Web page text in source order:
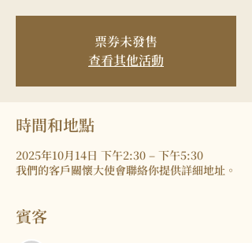
票券未發售
查看其他活動
時間和地點
2025年10月14日 下午2:30 – 下午5:30
我們的客戶關懷大使會聯絡你提供詳細地址。
賓客